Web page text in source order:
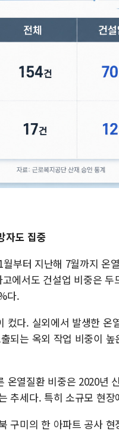
자도 집중
부터 지난해 7월까지 온
에서도 건설업 비중은
다.
컸다. 실외에서 발생한 온
되는 옥외 작업 비중이
온열질환 비중은 2020년
추세다. 특히 소규모 현
구미의 한 아파트 공사